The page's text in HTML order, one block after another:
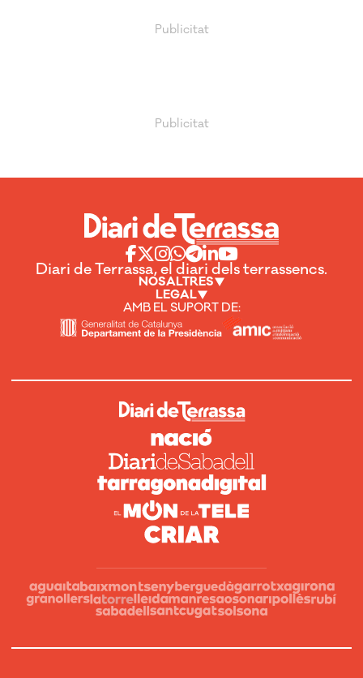
Diari de Terrassa, el diari dels terrassencs.
NOSALTRES
LEGAL
AMB EL SUPORT DE: